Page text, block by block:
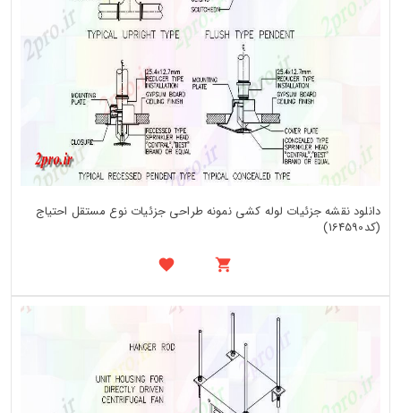
دانلود نقشه جزئیات لوله کشی نمونه طراحی جزئیات نوع مستقل احتیاج
(کد164590)